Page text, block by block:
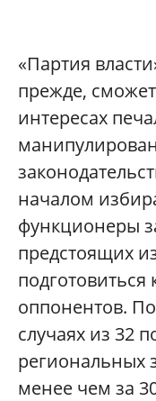
«Партия
прежде,
интересах
началом
функционеры
предстоящих
оппонентов.
случаях из 32
региональных
менее чем за